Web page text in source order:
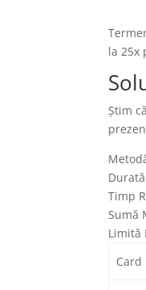
la 25x
Știm
Timp
Sumă
Limită
Card